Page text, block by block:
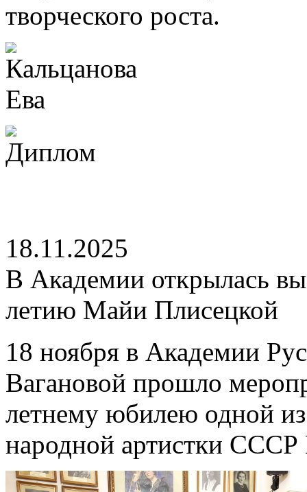
творческого роста.
18.11.2025
В Академии открылась
летию Майи Плисецкой
18 ноября в Академии
Вагановой прошло
летнему юбилею одной
народной артистки